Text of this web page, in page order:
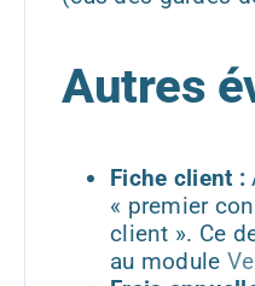
Autres
Fiche client :
« premier
client ». Ce
au module